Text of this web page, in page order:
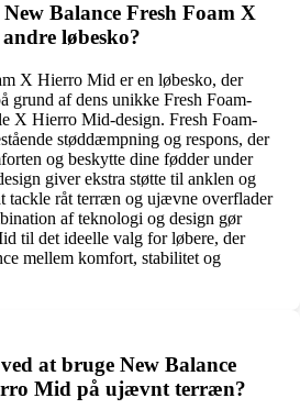
Balance Fresh Foam X
løbesko?
X Hierro Mid er en løbesko, der
grund af dens unikke Fresh Foam-
X Hierro Mid-design. Fresh Foam-
støddæmpning og respons, der
og beskytte dine fødder under
giver ekstra støtte til anklen og
tackle råt terræn og ujævne overflader
af teknologi og design gør
til det ideelle valg for løbere, der
mellem komfort, stabilitet og
at bruge New Balance
Mid på ujævnt terræn?